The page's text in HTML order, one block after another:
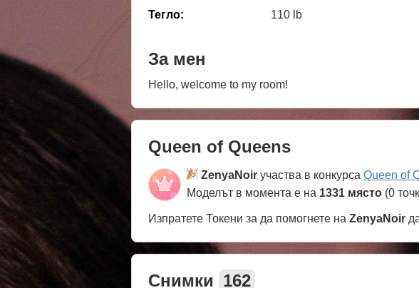
Тегло:
110 lb
За мен
Hello, welcome to my room!
Queen of Queens
ZenyaNoir участва в конкурса Queen of
Моделът в момента е на 1331 място (0
Изпратете Токени за да помогнете на ZenyaNoir
Снимки 162